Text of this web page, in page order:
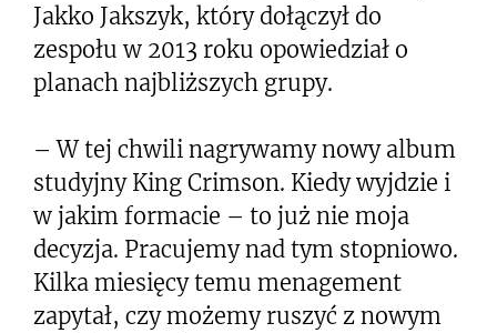
Jakko Jakszyk, który dołączył do
zespołu w 2013 roku opowiedział o
planach najbliższych grupy.
– W tej chwili nagrywamy nowy album
studyjny King Crimson. Kiedy wyjdzie i
w jakim formacie – to już nie moja
decyzja. Pracujemy nad tym stopniowo.
Kilka miesięcy temu menagement
zapytał, czy możemy ruszyć z nowym